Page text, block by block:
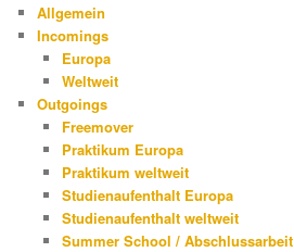
Allgemein
Incomings
Europa
Weltweit
Outgoings
Freemover
Praktikum Europa
Praktikum weltweit
Studienaufenthalt Europa
Studienaufenthalt weltweit
Summer School / Abschlussarbeit